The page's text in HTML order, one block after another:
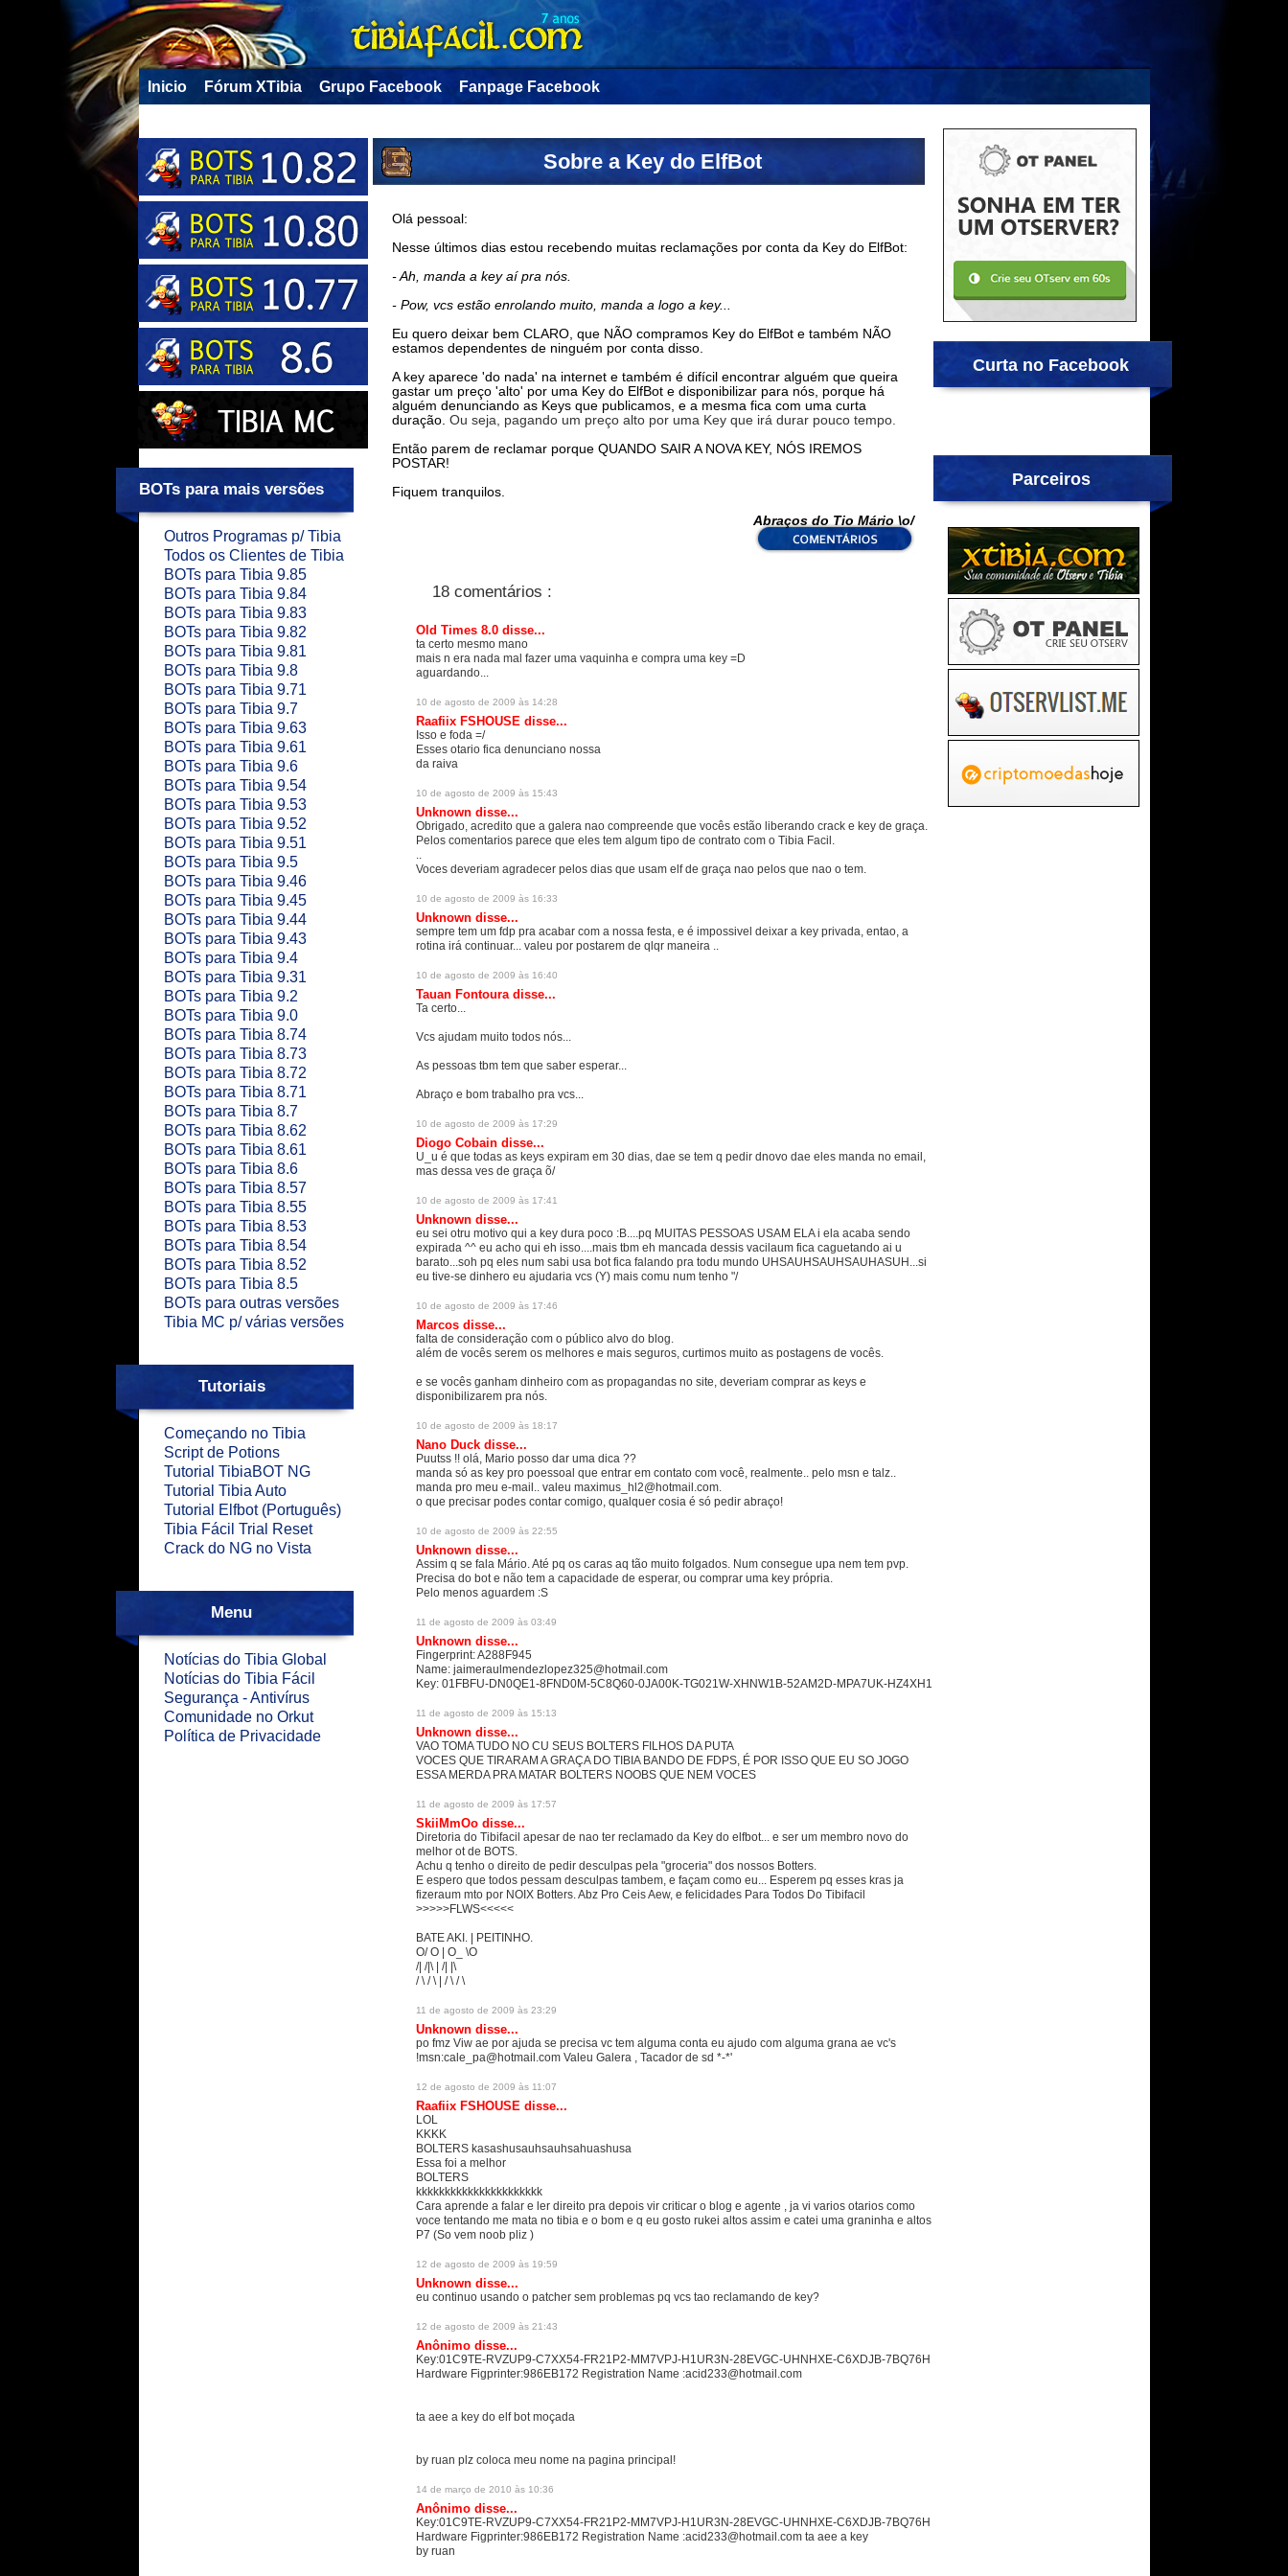
Inicio Fórum XTibia Grupo Facebook Fanpage Facebook
BOTs para mais versões
Outros Programas p/ Tibia
Todos os Clientes de Tibia
BOTs para Tibia 9.85
BOTs para Tibia 9.84
BOTs para Tibia 9.83
BOTs para Tibia 9.82
BOTs para Tibia 9.81
BOTs para Tibia 9.8
BOTs para Tibia 9.71
BOTs para Tibia 9.7
BOTs para Tibia 9.63
BOTs para Tibia 9.61
BOTs para Tibia 9.6
BOTs para Tibia 9.54
BOTs para Tibia 9.53
BOTs para Tibia 9.52
BOTs para Tibia 9.51
BOTs para Tibia 9.5
BOTs para Tibia 9.46
BOTs para Tibia 9.45
BOTs para Tibia 9.44
BOTs para Tibia 9.43
BOTs para Tibia 9.4
BOTs para Tibia 9.31
BOTs para Tibia 9.2
BOTs para Tibia 9.0
BOTs para Tibia 8.74
BOTs para Tibia 8.73
BOTs para Tibia 8.72
BOTs para Tibia 8.71
BOTs para Tibia 8.7
BOTs para Tibia 8.62
BOTs para Tibia 8.61
BOTs para Tibia 8.6
BOTs para Tibia 8.57
BOTs para Tibia 8.55
BOTs para Tibia 8.53
BOTs para Tibia 8.54
BOTs para Tibia 8.52
BOTs para Tibia 8.5
BOTs para outras versões
Tibia MC p/ várias versões
Tutoriais
Começando no Tibia
Script de Potions
Tutorial TibiaBOT NG
Tutorial Tibia Auto
Tutorial Elfbot (Português)
Tibia Fácil Trial Reset
Crack do NG no Vista
Menu
Notícias do Tibia Global
Notícias do Tibia Fácil
Segurança - Antivírus
Comunidade no Orkut
Política de Privacidade
Sobre a Key do ElfBot
Olá pessoal:
Nesse últimos dias estou recebendo muitas reclamações por conta da Key do ElfBot:
- Ah, manda a key aí pra nós.
- Pow, vcs estão enrolando muito, manda a logo a key...
Eu quero deixar bem CLARO, que NÃO compramos Key do ElfBot e também NÃO
estamos dependentes de ninguém por conta disso.
A key aparece 'do nada' na internet e também é difícil encontrar alguém que queira
gastar um preço 'alto' por uma Key do ElfBot e disponibilizar para nós, porque há
alguém denunciando as Keys que publicamos, e a mesma fica com uma curta
duração. Ou seja, pagando um preço alto por uma Key que irá durar pouco tempo.
Então parem de reclamar porque QUANDO SAIR A NOVA KEY, NÓS IREMOS
POSTAR!
Fiquem tranquilos.
Abraços do Tio Mário \o/
18 comentários :
Old Times 8.0 disse...
ta certo mesmo mano
mais n era nada mal fazer uma vaquinha e compra uma key =D
aguardando...
10 de agosto de 2009 às 14:28
Raafiix FSHOUSE disse...
Isso e foda =/
Esses otario fica denunciano nossa
da raiva
10 de agosto de 2009 às 15:43
Unknown disse...
Obrigado, acredito que a galera nao compreende que vocês estão liberando crack e key de graça.
Pelos comentarios parece que eles tem algum tipo de contrato com o Tibia Facil.
..
Voces deveriam agradecer pelos dias que usam elf de graça nao pelos que nao o tem.
10 de agosto de 2009 às 16:33
Unknown disse...
sempre tem um fdp pra acabar com a nossa festa, e é impossivel deixar a key privada, entao, a
rotina irá continuar... valeu por postarem de qlqr maneira ..
10 de agosto de 2009 às 16:40
Tauan Fontoura disse...
Ta certo...
Vcs ajudam muito todos nós...
As pessoas tbm tem que saber esperar...
Abraço e bom trabalho pra vcs...
10 de agosto de 2009 às 17:29
Diogo Cobain disse...
U_u é que todas as keys expiram em 30 dias, dae se tem q pedir dnovo dae eles manda no email,
mas dessa ves de graça õ/
10 de agosto de 2009 às 17:41
Unknown disse...
eu sei otru motivo qui a key dura poco :B....pq MUITAS PESSOAS USAM ELA i ela acaba sendo
expirada ^^ eu acho qui eh isso....mais tbm eh mancada dessis vacilaum fica caguetando ai u
barato...soh pq eles num sabi usa bot fica falando pra todu mundo UHSAUHSAUHSAUHASUH...si
eu tive-se dinhero eu ajudaria vcs (Y) mais comu num tenho "/
10 de agosto de 2009 às 17:46
Marcos disse...
falta de consideração com o público alvo do blog.
além de vocês serem os melhores e mais seguros, curtimos muito as postagens de vocês.
e se vocês ganham dinheiro com as propagandas no site, deveriam comprar as keys e
disponibilizarem pra nós.
10 de agosto de 2009 às 18:17
Nano Duck disse...
Puutss !! olá, Mario posso dar uma dica ??
manda só as key pro poessoal que entrar em contato com você, realmente.. pelo msn e talz..
manda pro meu e-mail.. valeu maximus_hl2@hotmail.com.
o que precisar podes contar comigo, qualquer cosia é só pedir abraço!
10 de agosto de 2009 às 22:55
Unknown disse...
Assim q se fala Mário. Até pq os caras aq tão muito folgados. Num consegue upa nem tem pvp.
Precisa do bot e não tem a capacidade de esperar, ou comprar uma key própria.
Pelo menos aguardem :S
11 de agosto de 2009 às 03:49
Unknown disse...
Fingerprint: A288F945
Name: jaimeraulmendezlopez325@hotmail.com
Key: 01FBFU-DN0QE1-8FND0M-5C8Q60-0JA00K-TG021W-XHNW1B-52AM2D-MPA7UK-HZ4XH1
11 de agosto de 2009 às 15:13
Unknown disse...
VAO TOMA TUDO NO CU SEUS BOLTERS FILHOS DA PUTA
VOCES QUE TIRARAM A GRAÇA DO TIBIA BANDO DE FDPS, É POR ISSO QUE EU SO JOGO
ESSA MERDA PRA MATAR BOLTERS NOOBS QUE NEM VOCES
11 de agosto de 2009 às 17:57
SkiiMmOo disse...
Diretoria do Tibifacil apesar de nao ter reclamado da Key do elfbot... e ser um membro novo do
melhor ot de BOTS.
Achu q tenho o direito de pedir desculpas pela "groceria" dos nossos Botters.
E espero que todos pessam desculpas tambem, e façam como eu... Esperem pq esses kras ja
fizeraum mto por NOIX Botters. Abz Pro Ceis Aew, e felicidades Para Todos Do Tibifacil
>>>>>FLWS<<<<<
BATE AKI. | PEITINHO.
O/ O | O_ \O
/| /|\ | /| |\
/ \ / \ | / \ / \
11 de agosto de 2009 às 23:29
Unknown disse...
po fmz Viw ae por ajuda se precisa vc tem alguma conta eu ajudo com alguma grana ae vc's
!msn:cale_pa@hotmail.com Valeu Galera , Tacador de sd *-*'
12 de agosto de 2009 às 11:07
Raafiix FSHOUSE disse...
LOL
KKKK
BOLTERS kasashusauhsauhsahuashusa
Essa foi a melhor
BOLTERS
kkkkkkkkkkkkkkkkkkkkkk
Cara aprende a falar e ler direito pra depois vir criticar o blog e agente , ja vi varios otarios como
voce tentando me mata no tibia e o bom e q eu gosto rukei altos assim e catei uma graninha e altos
P7 (So vem noob pliz )
12 de agosto de 2009 às 19:59
Unknown disse...
eu continuo usando o patcher sem problemas pq vcs tao reclamando de key?
12 de agosto de 2009 às 21:43
Anônimo disse...
Key:01C9TE-RVZUP9-C7XX54-FR21P2-MM7VPJ-H1UR3N-28EVGC-UHNHXE-C6XDJB-7BQ76H
Hardware Figprinter:986EB172 Registration Name :acid233@hotmail.com
ta aee a key do elf bot moçada
by ruan plz coloca meu nome na pagina principal!
14 de março de 2010 às 10:36
Anônimo disse...
Key:01C9TE-RVZUP9-C7XX54-FR21P2-MM7VPJ-H1UR3N-28EVGC-UHNHXE-C6XDJB-7BQ76H
Hardware Figprinter:986EB172 Registration Name :acid233@hotmail.com ta aee a key
by ruan
Curta no Facebook
Parceiros